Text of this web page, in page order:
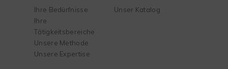
Ihre Bedürfnisse
Ihre
Tätigkeitsbereiche
Unsere Methode
Unsere Expertise
Unser Katalog